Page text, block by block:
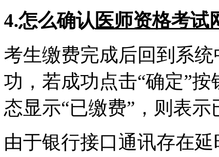
4.怎么确认 医师资格考试
考生缴费完成后回到系
功，若成功点击“确定”
态显示“已缴费”，则表
由于银行接口通讯存在